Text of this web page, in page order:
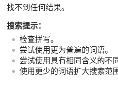
找不到任何结果。
搜索提示：
检查拼写。
尝试使用更为普遍的词语。
尝试使用具有相同含义的不
使用更少的词语扩大搜索范围